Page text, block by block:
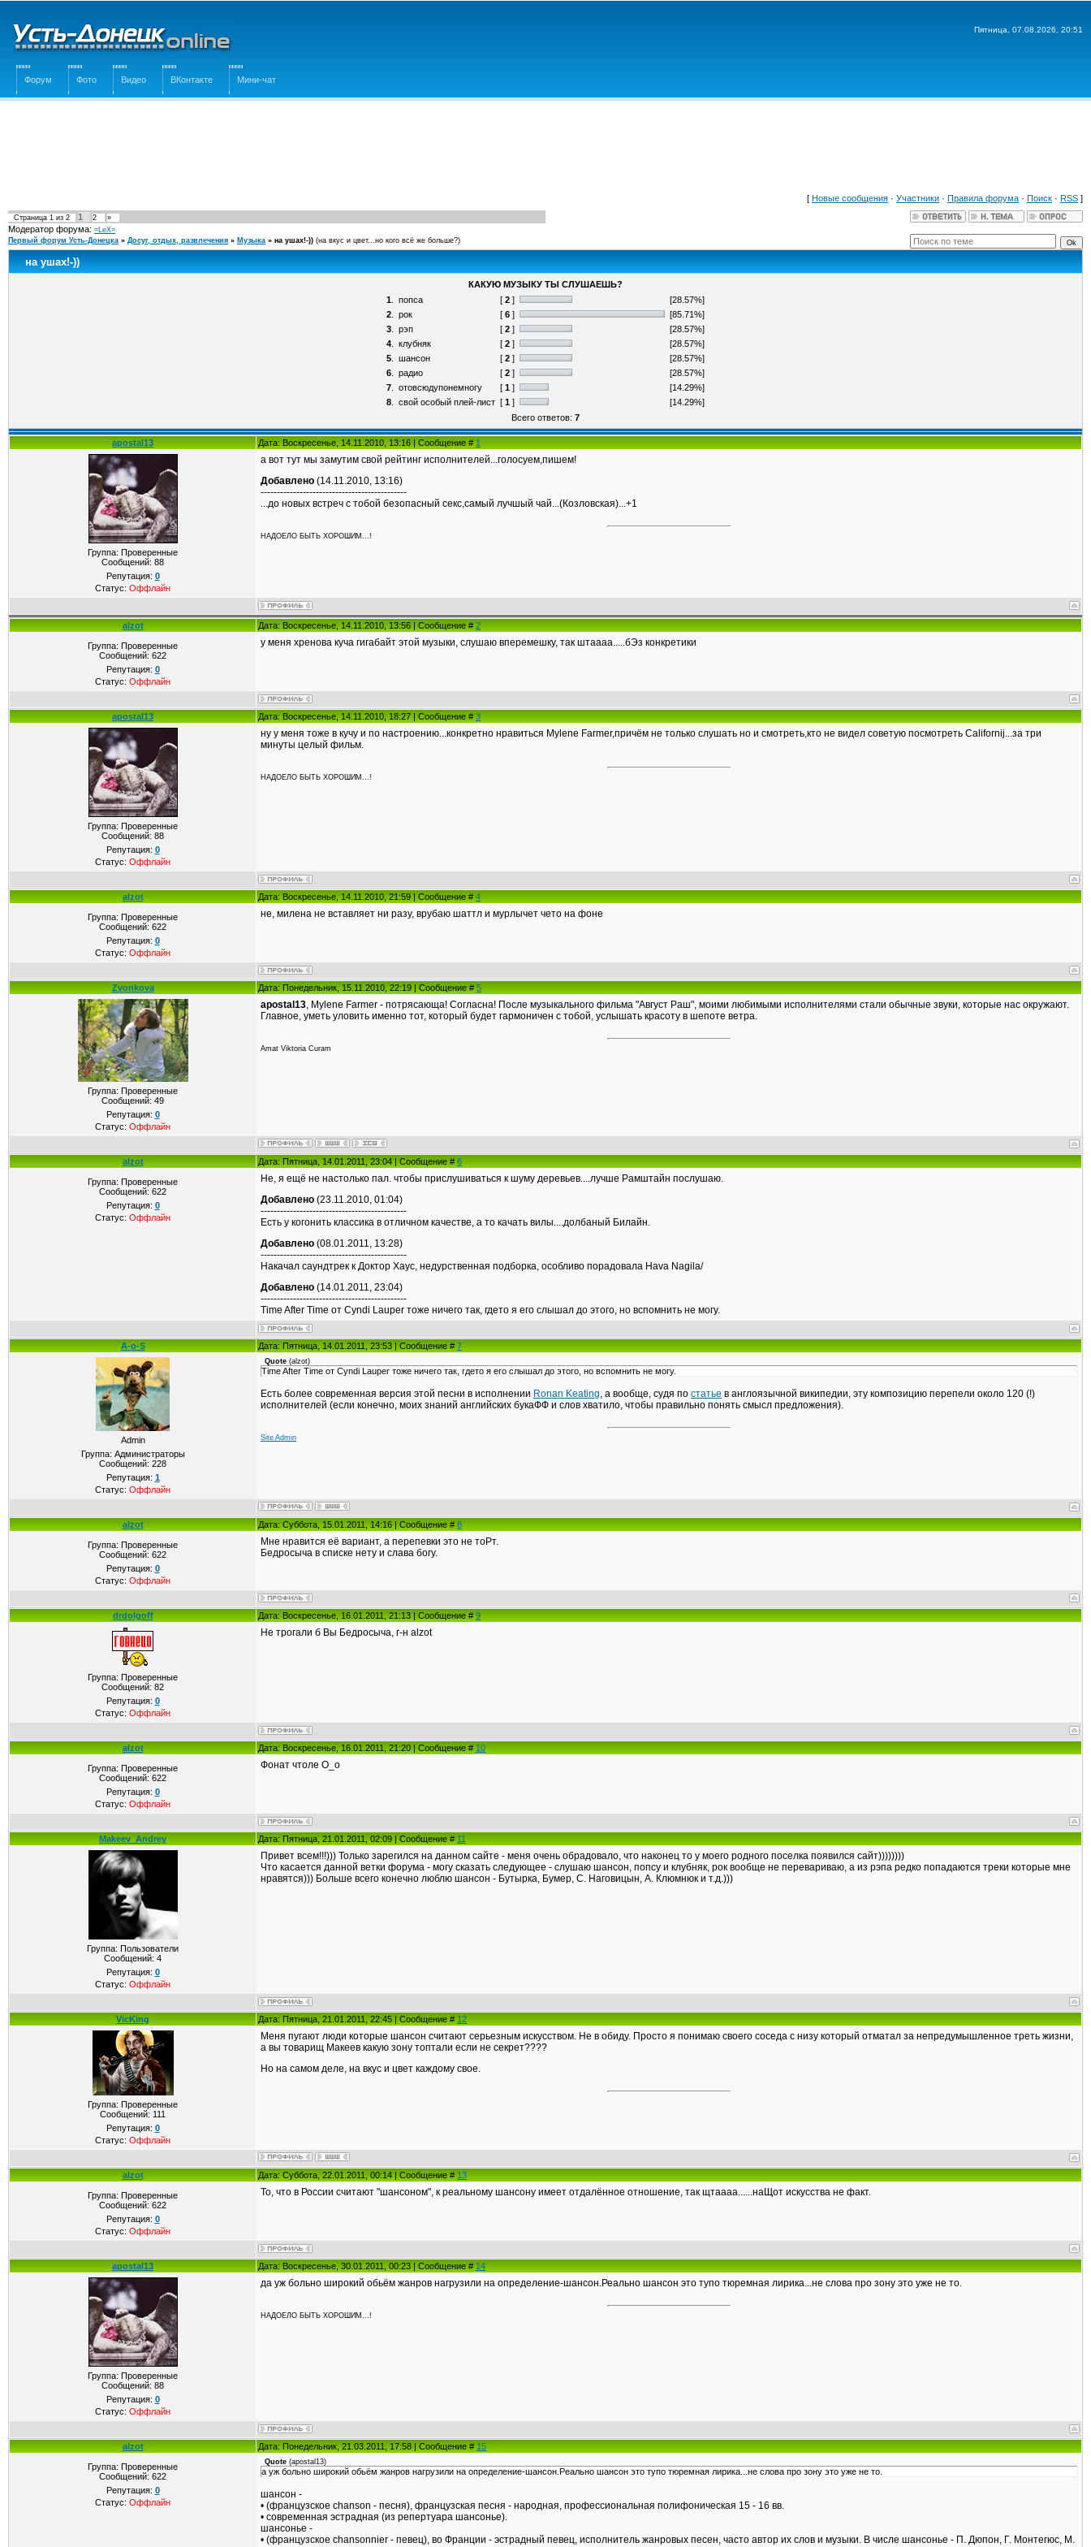
Пятница, 07.08.2026, 20:51
Форум Фото Видео ВКонтакте Мини-чат
[ Новые сообщения · Участники · Правила форума · Поиск · RSS ]
Страница 1 из 2 1 2 »
Модератор форума: =LeX=
Первый форум Усть-Донецка » Досуг, отдых, развлечения » Музыка » на ушах!-)) (на вкус и цвет...но кого всё же больше?)
на ушах!-))
КАКУЮ МУЗЫКУ ТЫ СЛУШАЕШЬ?
1
попса [ 2 ]
[28.57%]
2
рок [ 6 ]
[85.71%]
3
рэп [ 2 ]
[28.57%]
4
клубняк [ 2 ]
[28.57%]
5
шансон [ 2 ]
[28.57%]
6
радио [ 2 ]
[28.57%]
7
отовсюдупонемногу [ 1 ]
[14.29%]
8
свой особый плей-лист [ 1 ]
[14.29%]
Всего ответов: 7
apostal13 Дата: Воскресенье, 14.11.2010, 13:16 | Сообщение # 1
Группа: Проверенные
Сообщений: 88
Репутация: 0
Статус: Оффлайн
а вот тут мы замутим свой рейтинг исполнителей...голосуем,пишем!
Добавлено (14.11.2010, 13:16)
---------------------------------------------
...до новых встреч с тобой безопасный секс,самый лучшый чай...(Козловская)...+1
НАДОЕЛО БЫТЬ ХОРОШИМ...!
alzot Дата: Воскресенье, 14.11.2010, 13:56 | Сообщение #2
Группа: Проверенные
Сообщений: 622
Репутация: 0
Статус: Оффлайн
у меня хренова куча гигабайт этой музыки, слушаю вперемешку, так штаааа.....бЭз конкретики
apostal13 Дата: Воскресенье, 14.11.2010, 18:27 | Сообщение #3
Группа: Проверенные
Сообщений: 88
Репутация: 0
Статус: Оффлайн
ну у меня тоже в кучу и по настроению...конкретно нравиться Mylene Farmer,причём не только слушать но и смотреть,кто не видел советую посмотреть Californij...за три
минуты целый фильм.
НАДОЕЛО БЫТЬ ХОРОШИМ...!
alzot Дата: Воскресенье, 14.11.2010, 21:59 | Сообщение #4
Группа: Проверенные
Сообщений: 622
Репутация: 0
Статус: Оффлайн
не, милена не вставляет ни разу, врубаю шаттл и мурлычет чето на фоне
Zvonkova Дата: Понедельник, 15.11.2010, 22:19 | Сообщение #5
Группа: Проверенные
Сообщений: 49
Репутация: 0
Статус: Оффлайн
apostal13, Mylene Farmer - потрясающа! Согласна! После музыкального фильма "Август Раш", моими любимыми исполнителями стали обычные звуки, которые нас окружают.
Главное, уметь уловить именно тот, который будет гармоничен с тобой, услышать красоту в шепоте ветра.
Amat Viktoria Curam
alzot Дата: Пятница, 14.01.2011, 23:04 | Сообщение #6
Группа: Проверенные
Сообщений: 622
Репутация: 0
Статус: Оффлайн
Не, я ещё не настолько пал. чтобы прислушиваться к шуму деревьев....лучше Рамштайн послушаю.
Добавлено (23.11.2010, 01:04)
---------------------------------------------
Есть у когонить классика в отличном качестве, а то качать вилы....долбаный Билайн.
Добавлено (08.01.2011, 13:28)
---------------------------------------------
Накачал саундтрек к Доктор Хаус, недурственная подборка, особливо порадовала Hava Nagila/
Добавлено (14.01.2011, 23:04)
---------------------------------------------
Time After Time от Cyndi Lauper тоже ничего так, гдето я его слышал до этого, но вспомнить не могу.
A-o-S Дата: Пятница, 14.01.2011, 23:53 | Сообщение #7
Admin
Группа: Администраторы
Сообщений: 228
Репутация: 1
Статус: Оффлайн
Quote (alzot)
Time After Time от Cyndi Lauper тоже ничего так, гдето я его слышал до этого, но вспомнить не могу.
Есть более современная версия этой песни в исполнении Ronan Keating, а вообще, судя по статье в англоязычной википедии, эту композицию перепели около 120 (!)
исполнителей (если конечно, моих знаний английских букаФФ и слов хватило, чтобы правильно понять смысл предложения).
Site Admin
alzot Дата: Суббота, 15.01.2011, 14:16 | Сообщение #8
Группа: Проверенные
Сообщений: 622
Репутация: 0
Статус: Оффлайн
Мне нравится её вариант, а перепевки это не тоРт.
Бедросыча в списке нету и слава богу.
drdolgoff Дата: Воскресенье, 16.01.2011, 21:13 | Сообщение #9
Группа: Проверенные
Сообщений: 82
Репутация: 0
Статус: Оффлайн
Не трогали б Вы Бедросыча, г-н alzot
alzot Дата: Воскресенье, 16.01.2011, 21:20 | Сообщение # 10
Группа: Проверенные
Сообщений: 622
Репутация: 0
Статус: Оффлайн
Фонат чтоле О_о
Makeev_Andrey Дата: Пятница, 21.01.2011, 02:09 | Сообщение # 11
Группа: Пользователи
Сообщений: 4
Репутация: 0
Статус: Оффлайн
Привет всем!!!))) Только зарегился на данном сайте - меня очень обрадовало, что наконец то у моего родного поселка появился сайт))))))))
Что касается данной ветки форума - могу сказать следующее - слушаю шансон, попсу и клубняк, рок вообще не перевариваю, а из рэпа редко попадаются треки которые мне
нравятся))) Больше всего конечно люблю шансон - Бутырка, Бумер, С. Наговицын, А. Клюмнюк и т.д.)))
VicKing Дата: Пятница, 21.01.2011, 22:45 | Сообщение # 12
Группа: Проверенные
Сообщений: 111
Репутация: 0
Статус: Оффлайн
Меня пугают люди которые шансон считают серьезным искусством. Не в обиду. Просто я понимаю своего соседа с низу который отматал за непредумышленное треть жизни,
а вы товарищ Макеев какую зону топтали если не секрет????
Но на самом деле, на вкус и цвет каждому свое.
alzot Дата: Суббота, 22.01.2011, 00:14 | Сообщение # 13
Группа: Проверенные
Сообщений: 622
Репутация: 0
Статус: Оффлайн
То, что в России считают "шансоном", к реальному шансону имеет отдалённое отношение, так щтаааа......наЩот искусства не факт.
apostal13 Дата: Воскресенье, 30.01.2011, 00:23 | Сообщение # 14
Группа: Проверенные
Сообщений: 88
Репутация: 0
Статус: Оффлайн
да уж больно широкий обьём жанров нагрузили на определение-шансон.Реально шансон это тупо тюремная лирика...не слова про зону это уже не то.
НАДОЕЛО БЫТЬ ХОРОШИМ...!
alzot Дата: Понедельник, 21.03.2011, 17:58 | Сообщение # 15
Группа: Проверенные
Сообщений: 622
Репутация: 0
Статус: Оффлайн
Quote (apostal13)
а уж больно широкий обьём жанров нагрузили на определение-шансон.Реально шансон это тупо тюремная лирика...не слова про зону это уже не то.
шансон -
• (французское chanson - песня), французская песня - народная, профессиональная полифоническая 15 - 16 вв.
• современная эстрадная (из репертуара шансонье).
шансонье -
• (французское chansonnier - певец), во Франции - эстрадный певец, исполнитель жанровых песен, часто автор их слов и музыки. В числе шансонье - П. Дюпон, Г. Монтегюс, М.